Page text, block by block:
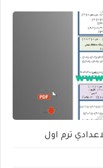
ترم اول